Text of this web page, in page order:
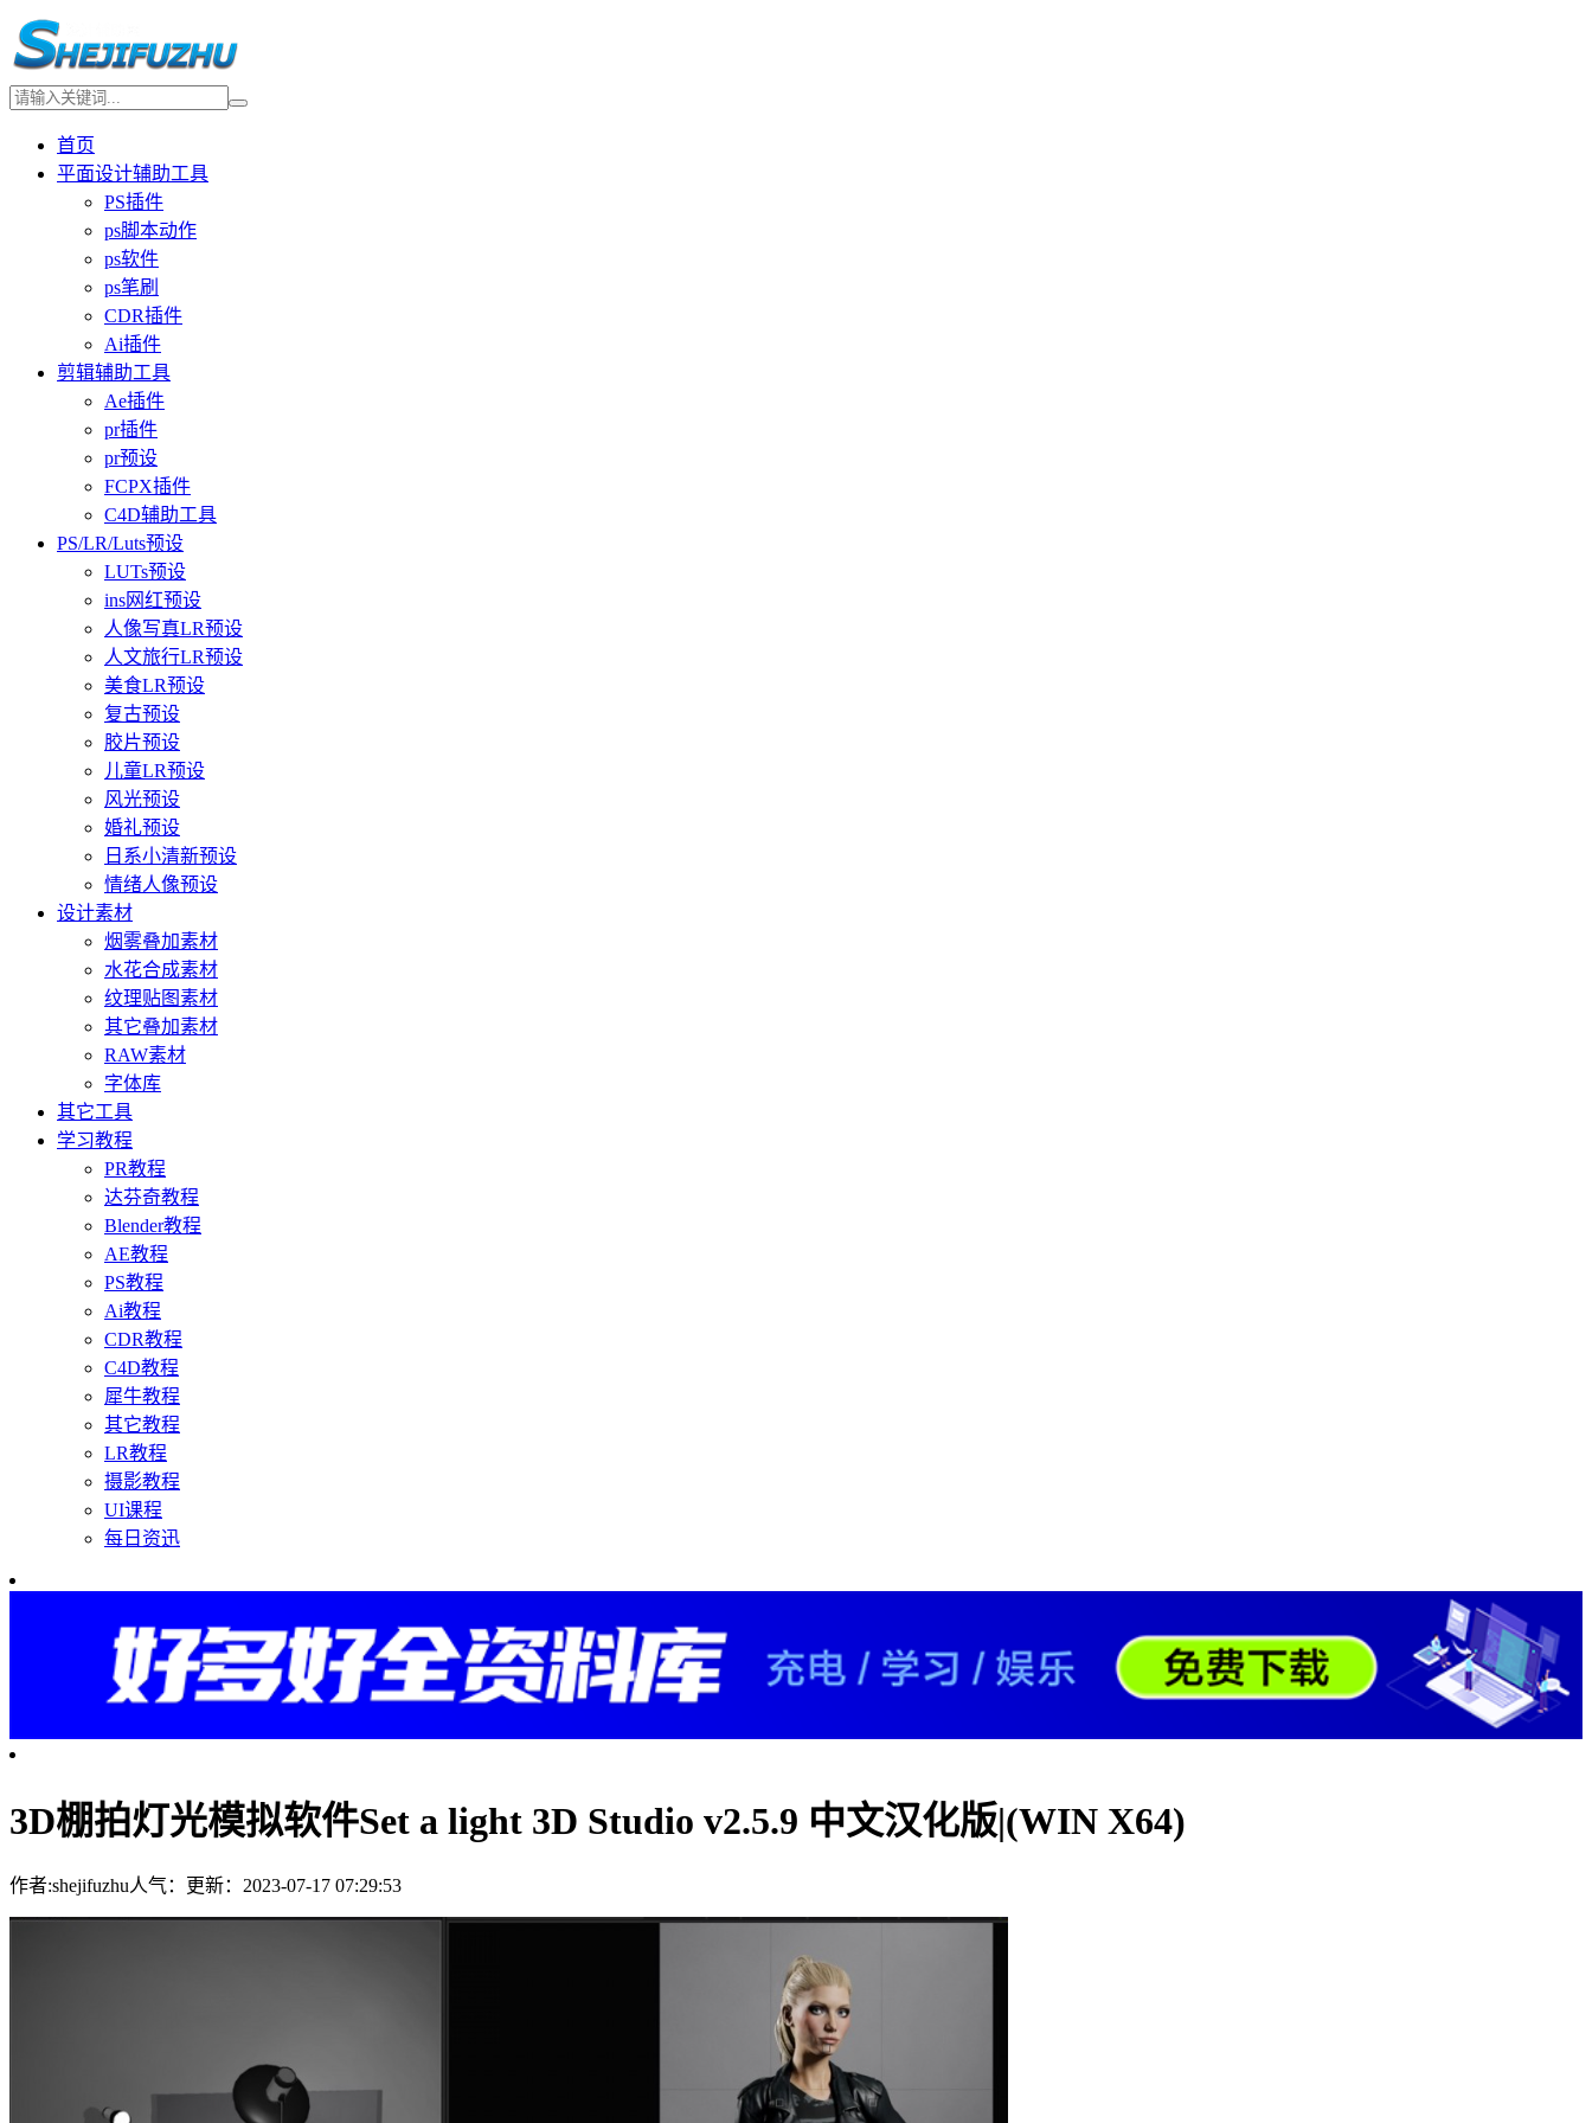
首页
平面设计辅助工具
PS插件
ps脚本动作
ps软件
ps笔刷
CDR插件
Ai插件
剪辑辅助工具
Ae插件
pr插件
pr预设
FCPX插件
C4D辅助工具
PS/LR/Luts预设
LUTs预设
ins网红预设
人像写真LR预设
人文旅行LR预设
美食LR预设
复古预设
胶片预设
儿童LR预设
风光预设
婚礼预设
日系小清新预设
情绪人像预设
设计素材
烟雾叠加素材
水花合成素材
纹理贴图素材
其它叠加素材
RAW素材
字体库
其它工具
学习教程
PR教程
达芬奇教程
Blender教程
AE教程
PS教程
Ai教程
CDR教程
C4D教程
犀牛教程
其它教程
LR教程
摄影教程
UI课程
每日资迅
3D棚拍灯光模拟软件Set a light 3D Studio v2.5.9 中文汉化版|(WIN X64)
作者:shejifuzhu人气： 更新：2023-07-17 07:29:53